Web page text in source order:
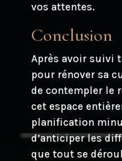
vos attentes.
Conclusion
Après avoir suivi
pour rénover sa
de contempler le
cet espace
planification
d’anticiper les
que tout se